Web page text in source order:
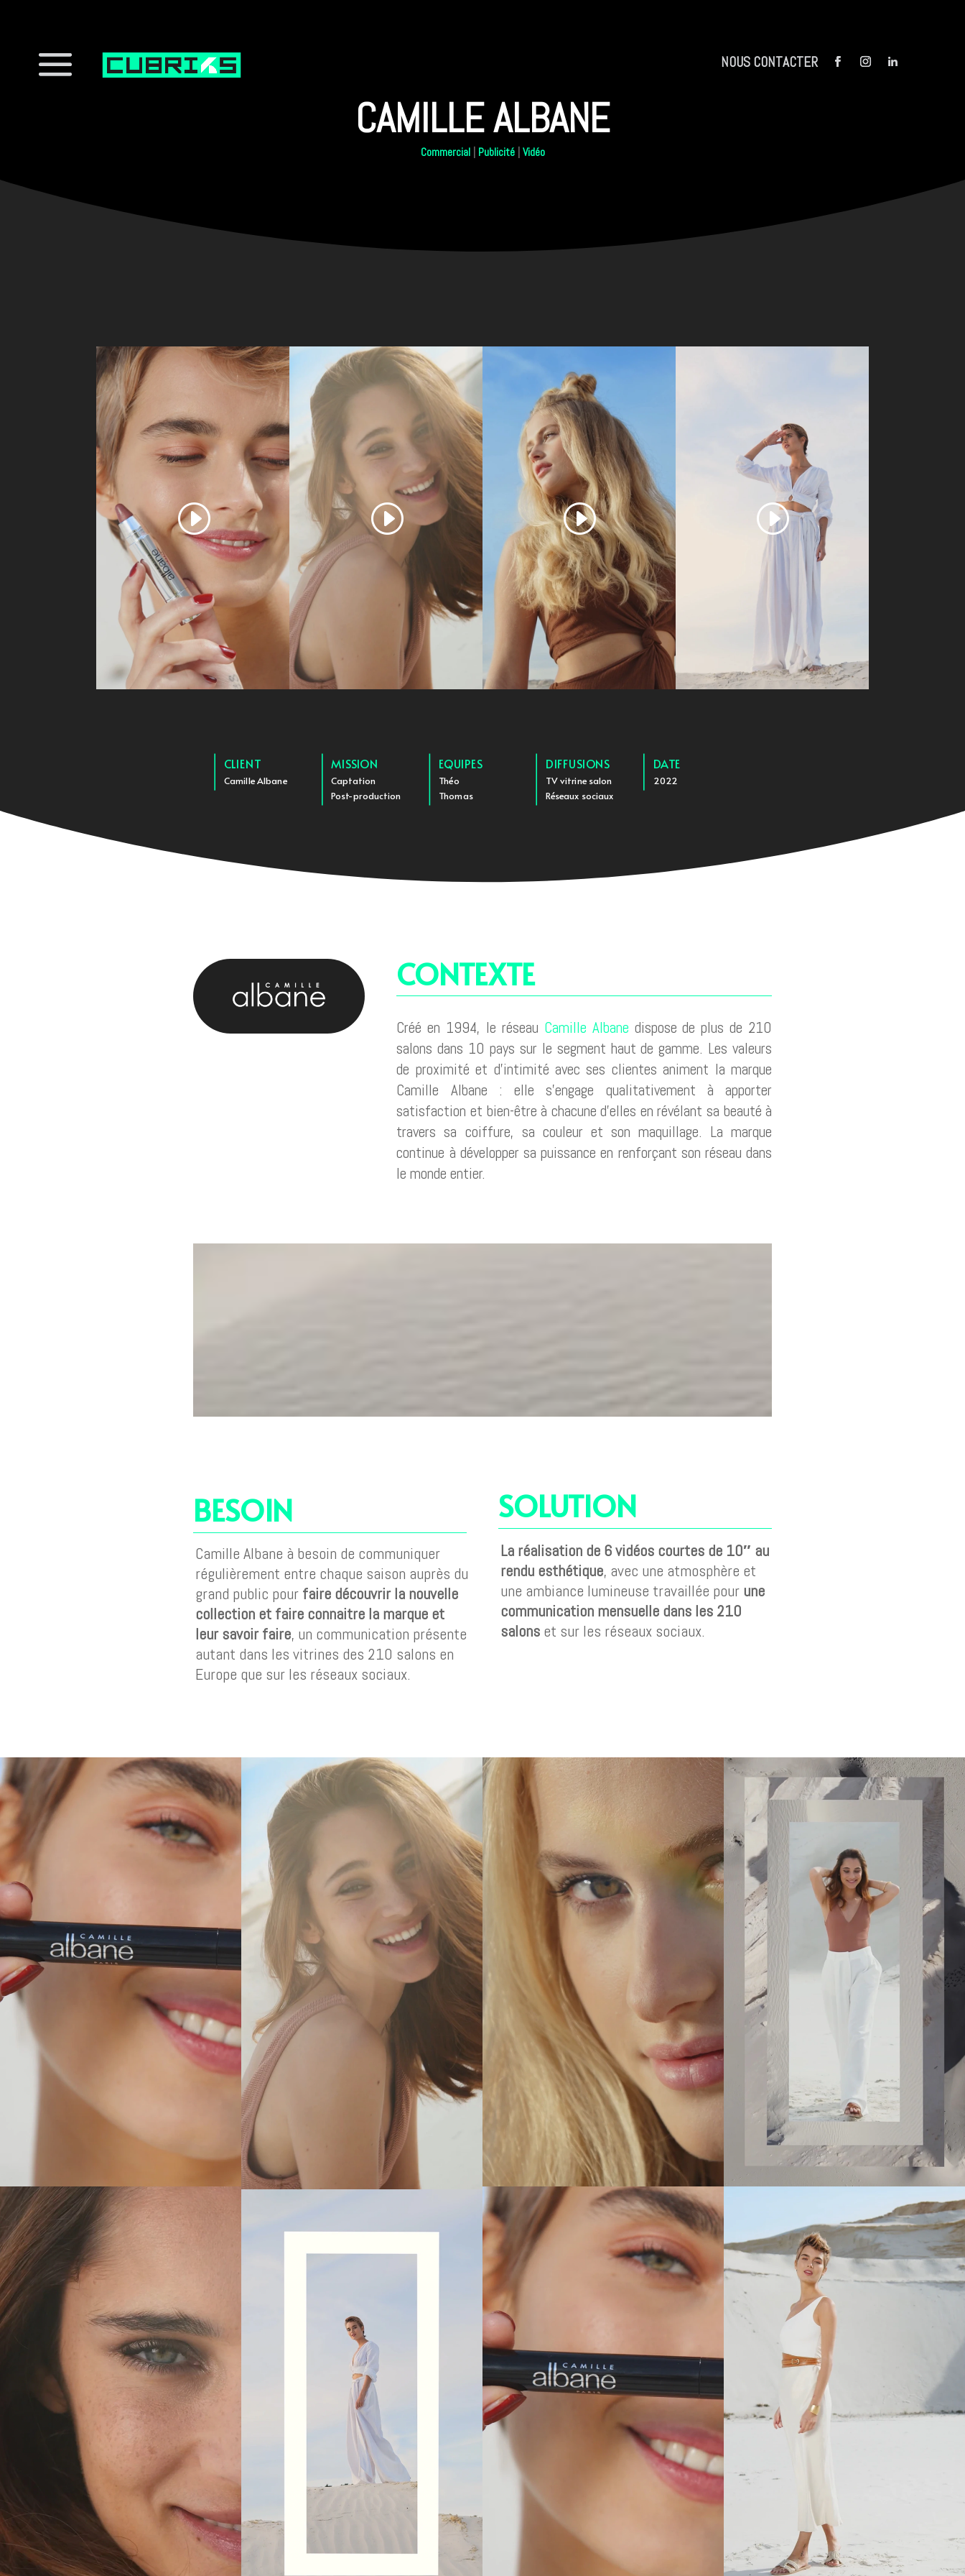
NOUS CONTACTER
CAMILLE ALBANE
Commercial| Publicité| Vidéo
CLIENT
Camille Albane
MISSION
Captation
Post-production
EQUIPES
Théo
Thomas
DIFFUSIONS
TV vitrine salon
Réseaux sociaux
DATE
2022
CONTEXTE
Créé en 1994, le réseau Camille Albane dispose de plus de 210
salons dans 10 pays sur le segment haut de gamme. Les valeurs
de proximité et d’intimité avec ses clientes animent la marque
Camille Albane : elle s’engage qualitativement à apporter
satisfaction et bien-être à chacune d’elles en révélant sa beauté à
travers sa coiffure, sa couleur et son maquillage. La marque
continue à développer sa puissance en renforçant son réseau dans
le monde entier.
BESOIN
Camille Albane à besoin de communiquer
régulièrement entre chaque saison auprès du
grand public pour faire découvrir la nouvelle
collection et faire connaitre la marque et
leur savoir faire, un communication présente
autant dans les vitrines des 210 salons en
Europe que sur les réseaux sociaux.
SOLUTION
La réalisation de 6 vidéos courtes de 10″ au
rendu esthétique, avec une atmosphère et
une ambiance lumineuse travaillée pour une
communication mensuelle dans les 210
salons et sur les réseaux sociaux.